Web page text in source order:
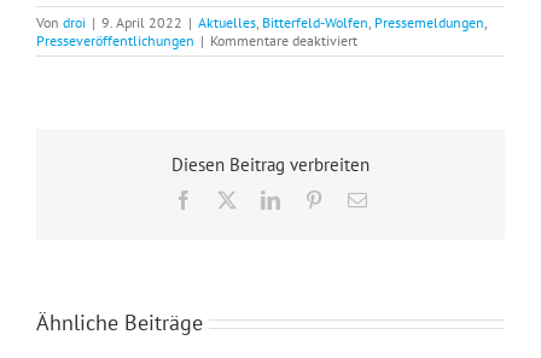
Von droi | 9. April 2022 | Aktuelles Bitterfeld-Wolfen Pressemeldungen
Presseveröffentlichungen | Kommentare deaktiviertfür
SPAZIERGANG
Weg
der
Diesen Beitrag verbreiten
Facebook LinkedInPinterest
E-
Ähnliche Beiträge